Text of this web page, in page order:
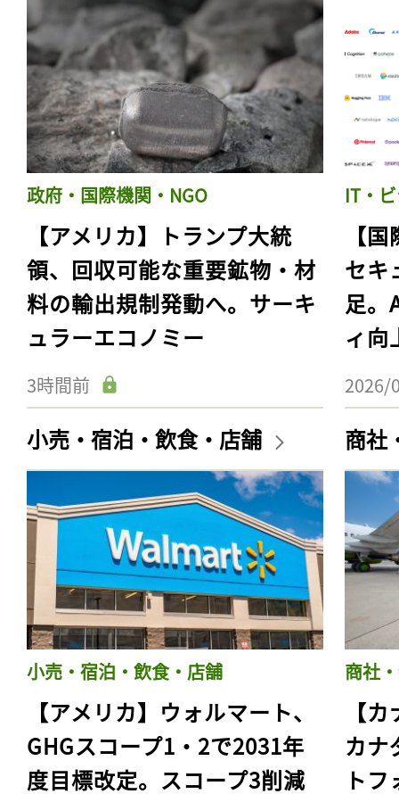
政府・国際機関・NGO
【アメリカ】トランプ大統
領、回収可能な重要鉱物・材
料の輸出規制発動へ。サーキ
ュラーエコノミー
3時間前
IT・
【
セキ
足。
ィ向
2026/
小売・宿泊・飲食・店舗
小売・宿泊・飲食・店舗
【アメリカ】ウォルマート、
GHGスコープ1・2で2031年
度目標改定。スコープ3削減
商社
商社
【
カナ
ト